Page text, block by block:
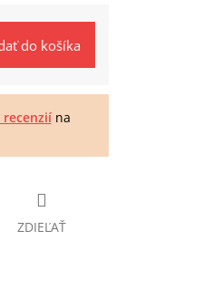
ZDIEĽAŤ
do košíka
recenziína